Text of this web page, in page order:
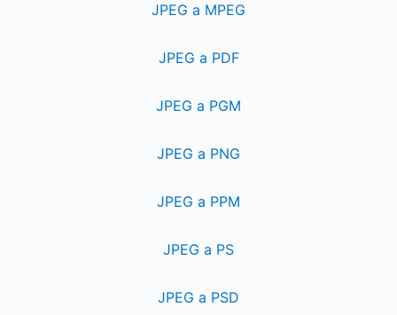
JPEG a MPEG
JPEG a PDF
JPEG a PGM
JPEG a PNG
JPEG a PPM
JPEG a PS
JPEG a PSD